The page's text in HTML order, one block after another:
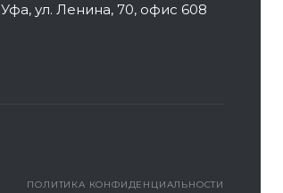
Уфа, ул. Ленина, 70, офис 608
ПОЛИТИКА КОНФИДЕНЦИАЛЬНОСТИ